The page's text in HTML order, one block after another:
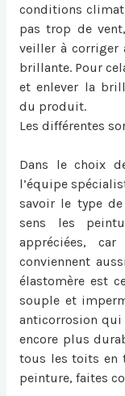
conditions
pas trop de
veiller à corriger
brillante. Pour
et enlever la
du produit.
Les différentes
Dans le choix
l’équipe
savoir le type
sens les
appréciées,
conviennent
élastomère est
souple et
anticorrosion qui
encore plus
tous les toits en
peinture, faites